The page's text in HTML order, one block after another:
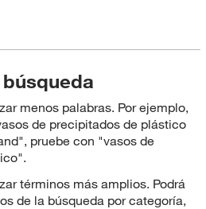
menos palabras. Por ejemplo,
de precipitados de plástico
pruebe con "vasos de
términos más amplios. Podrá
de la búsqueda por categoría,